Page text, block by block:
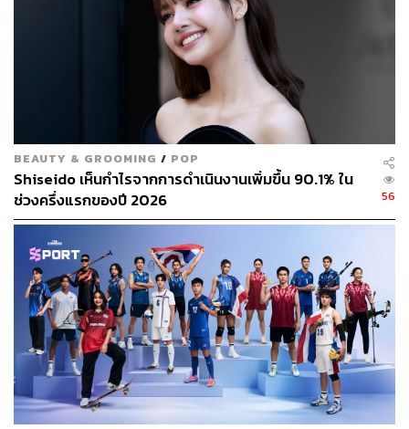
BEAUTY & GROOMING / POP
Shiseido เห็นกำไรจากการดำเนินงานเพิ่มขึ้น 90.1% ใน
ช่วงครึ่งแรกของปี 2026
56